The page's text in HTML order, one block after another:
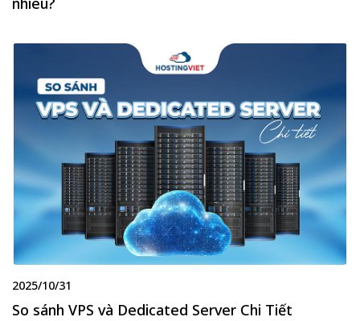
2025/10/31
So sánh VPS và Dedicated Server Chi Tiết